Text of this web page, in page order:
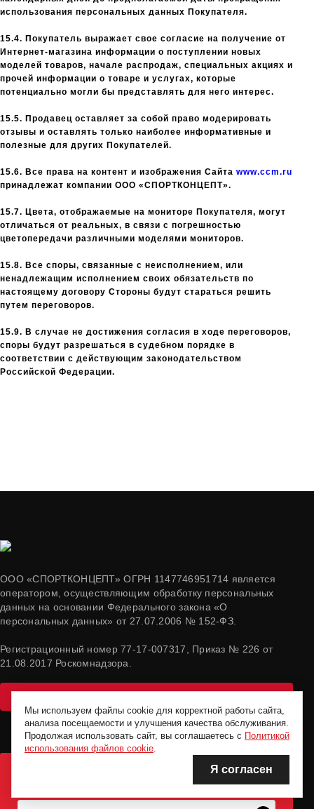
использования персональных данных Покупателя.
15.4. Покупатель выражает свое согласие на получение от
Интернет-магазина информации о поступлении новых
моделей товаров, начале распродаж, специальных акциях и
прочей информации о товаре и услугах, которые
потенциально могли бы представлять для него интерес.
15.5. Продавец оставляет за собой право модерировать
отзывы и оставлять только наиболее информативные и
полезные для других Покупателей.
15.6. Все права на контент и изображения Сайта www.ccm.ru
принадлежат компании ООО «СПОРТКОНЦЕПТ».
15.7. Цвета, отображаемые на мониторе Покупателя, могут
отличаться от реальных, в связи с погрешностью
цветопередачи различными моделями мониторов.
15.8. Все споры, связанные с неисполнением, или
ненадлежащим исполнением своих обязательств по
настоящему договору Стороны будут стараться решить
путем переговоров.
15.9. В случае не достижения согласия в ходе переговоров,
споры будут разрешаться в судебном порядке в
соответствии с действующим законодательством
Российской Федерации.
ООО «СПОРТКОНЦЕПТ» ОГРН 1147746951714 является
оператором, осуществляющим обработку персональных
данных на основании Федерального закона «О
персональных данных» от 27.07.2006 № 152-ФЗ.
Регистрационный номер 77-17-007317, Приказ № 226 от
21.08.2017 Роскомнадзора.
ПОДПИШИСЬ НА РАССЫЛКУ И ПОЛУЧИ КУПОН НА
Мы используем файлы cookie для корректной работы сайта,
анализа посещаемости и улучшения качества обслуживания.
Продолжая использовать сайт, вы соглашаетесь с Политикой
использования файлов cookie.
Я согласен